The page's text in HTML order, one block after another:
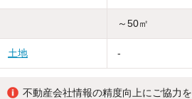
～50㎡
土地 -
不動産会社情報の精度向上にご協力